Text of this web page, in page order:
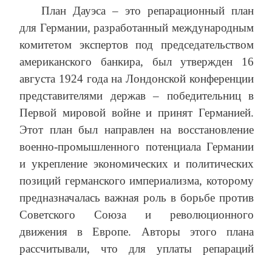
План Дауэса – это репарационный план
для Германии, разработанный международным
комитетом экспертов под председательством
американского банкира, был утвержден 16
августа 1924 года на Лондонской конференции
представителями держав – победительниц в
Первой мировой войне и принят Германией.
Этот план был направлен на восстановление
военно-промышленного потенциала Германии
и укрепление экономических и политических
позиций германского империализма, которому
предназначалась важная роль в борьбе против
Советского Союза и революционного
движения в Европе. Авторы этого плана
рассчитывали, что для уплаты репараций